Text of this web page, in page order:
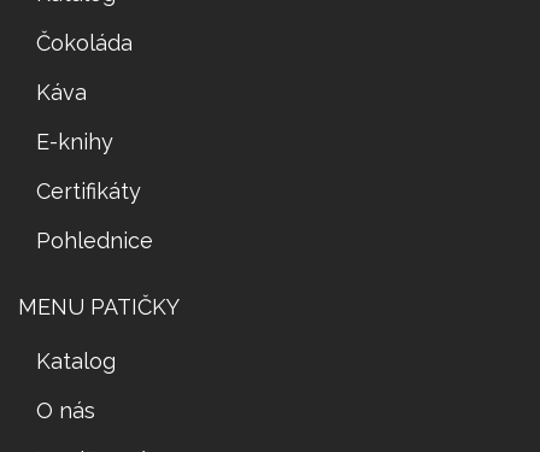
Čokoláda
Káva
E-knihy
Certifikáty
Pohlednice
MENU PATIČKY
Katalog
O nás